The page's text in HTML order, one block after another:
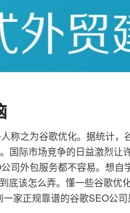
称之为谷歌优化。据统计，
国际市场竞争的日益激烈让
司外包服务都不容易。想自
底该怎么弄。懂一些谷歌优
家正规靠谱的谷歌SEO公司